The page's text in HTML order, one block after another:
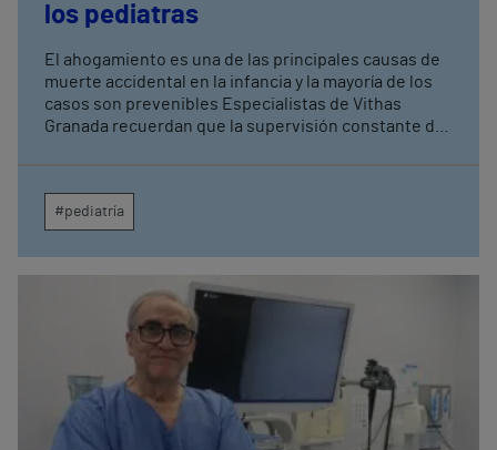
los pediatras
El ahogamiento es una de las principales causas de
muerte accidental en la infancia y la mayoría de los
casos son prevenibles Especialistas de Vithas
Granada recuerdan que la supervisión constante de
#pediatría